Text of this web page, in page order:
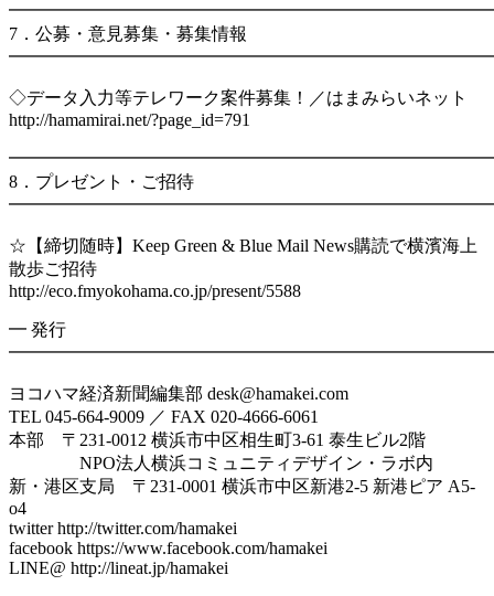
7．公募・意見募集・募集情報
◇データ入力等テレワーク案件募集！／はまみらいネット
http://hamamirai.net/?page_id=791
8．プレゼント・ご招待
☆【締切随時】Keep Green & Blue Mail News購読で横濱海上
散歩ご招待
http://eco.fmyokohama.co.jp/present/5588
━ 発行
ヨコハマ経済新聞編集部 desk@hamakei.com
TEL 045-664-9009 ／ FAX 020-4666-6061
本部 〒231-0012 横浜市中区相生町3-61 泰生ビル2階
NPO法人横浜コミュニティデザイン・ラボ内
新・港区支局 〒231-0001 横浜市中区新港2-5 新港ピア A5-
o4
twitter http://twitter.com/hamakei
facebook https://www.facebook.com/hamakei
LINE@ http://lineat.jp/hamakei